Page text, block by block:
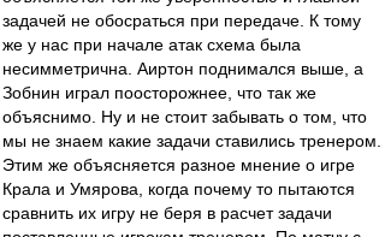
задачей не обосраться при передаче. К тому
же у нас при начале атак схема была
несимметрична. Аиртон поднимался выше, а
Зобнин играл поосторожнее, что так же
объяснимо. Ну и не стоит забывать о том, что
мы не знаем какие задачи ставились тренером.
Этим же объясняется разное мнение о игре
Крала и Умярова, когда почему то пытаются
сравнить их игру не беря в расчет задачи